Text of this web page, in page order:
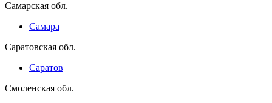
Самарская обл.
Самара
Саратовская обл.
Саратов
Смоленская обл.